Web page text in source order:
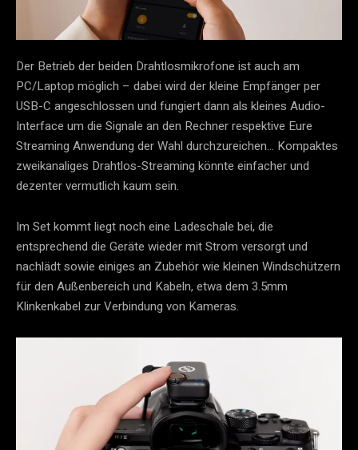
Der Betrieb der beiden Drahtlosmikrofone ist auch am
PC/Laptop möglich – dabei wird der kleine Empfänger per
USB-C angeschlossen und fungiert dann als kleines Audio-
Interface um die Signale an den Rechner respektive Eure
Streaming Anwendung der Wahl durchzureichen… Kompaktes
zweikanaliges Drahtlos-Streaming könnte einfacher und
dezenter vermutlich kaum sein.
Im Set kommt liegt noch eine Ladeschale bei, die
entsprechend die Geräte wieder mit Strom versorgt und
nachlädt sowie einiges an Zubehör wie kleinen Windschützern
für den Außenbereich und Kabeln, etwa dem 3.5mm
Klinkenkabel zur Verbindung von Kameras.